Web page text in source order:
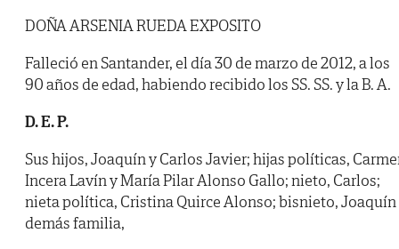
DOÑA ARSENIA RUEDA EXPOSITO
Falleció en Santander, el día 30 de marzo de 2012, a los
90 años de edad, habiendo recibido los SS. SS. y la B. A.
D. E. P.
Sus hijos, Joaquín y Carlos Javier; hijas políticas,
Incera Lavín y María Pilar Alonso Gallo; nieto, Carlos;
nieta política, Cristina Quirce Alonso; bisnieto, Joaquín
demás familia,